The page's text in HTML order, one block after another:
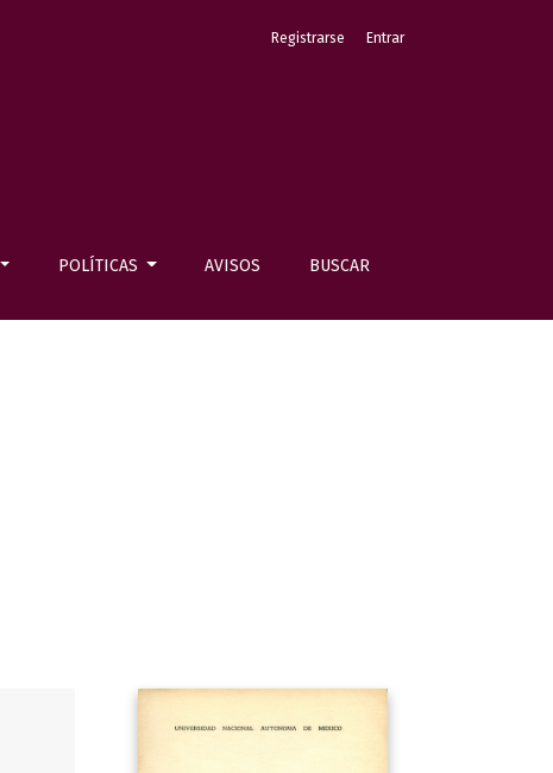
POLÍTICAS AVISOS BUSCAR
Registrarse Entrar